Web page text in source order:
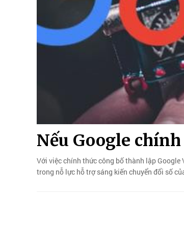
Nếu Google
Với việc chính thức công bố thành lập
trong nỗ lực hỗ trợ sáng kiến ​​chuyển đổi số